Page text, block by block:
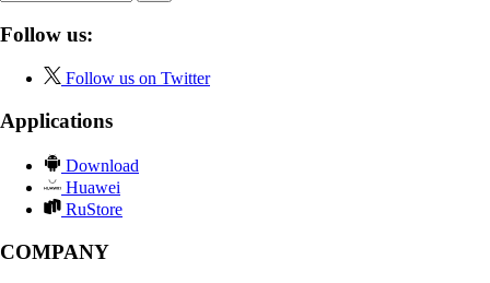
Follow us:
Follow us on Twitter
Applications
Download
Huawei
RuStore
COMPANY